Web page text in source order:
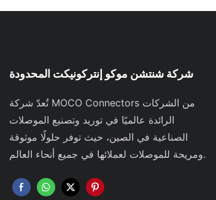
شركة شنتشن موكو إنتركونيكت المحدودة
تُعدّ شركة MOCO Connectors من الشركات
الرائدة عالميًا في توريد وتصنيع الموصلات
الصناعية في الصين، حيث توفر حلولًا موثوقة
ومريحة للموصلات لعملائها في جميع أنحاء العالم.